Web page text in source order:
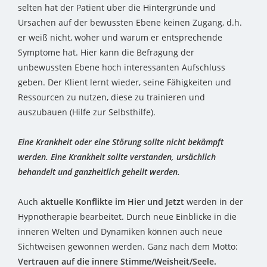
selten hat der Patient über die Hintergründe und
Ursachen auf der bewussten Ebene keinen Zugang, d.h.
er weiß nicht, woher und warum er entsprechende
Symptome hat. Hier kann die Befragung der
unbewussten Ebene hoch interessanten Aufschluss
geben. Der Klient lernt wieder, seine Fähigkeiten und
Ressourcen zu nutzen, diese zu trainieren und
auszubauen (Hilfe zur Selbsthilfe).
Eine Krankheit oder eine Störung sollte nicht bekämpft
werden. Eine Krankheit sollte verstanden, ursächlich
behandelt und ganzheitlich geheilt werden.
Auch aktuelle Konflikte im Hier und Jetzt werden in der
Hypnotherapie bearbeitet. Durch neue Einblicke in die
inneren Welten und Dynamiken können auch neue
Sichtweisen gewonnen werden. Ganz nach dem Motto:
Vertrauen auf die innere Stimme/Weisheit/Seele.